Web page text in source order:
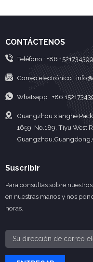
CONTÁCTENOS
Teléfono : +86
Correo electrónico :
Whatsapp : +86
Guangzhou xianghe
1659, No.189, Tiyu West
Suscribir
Para consultas sobre
en nuestras manos y nos
horas.